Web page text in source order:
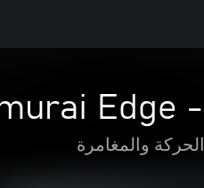
Edge
الحركة والمغامرة